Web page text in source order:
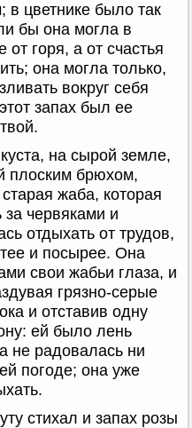
в цветнике было так
бы она могла в
горя, а от счастья
она могла только,
вокруг себя
запах был ее
на сырой земле,
плоским брюхом,
жаба, которая
червяками и
отдыхать от трудов,
и посырее. Она
свои жабьи глаза, и
грязно-серые
и отставив одну
ей было лень
не радовалась ни
погоде; она уже
стихал и запах розы